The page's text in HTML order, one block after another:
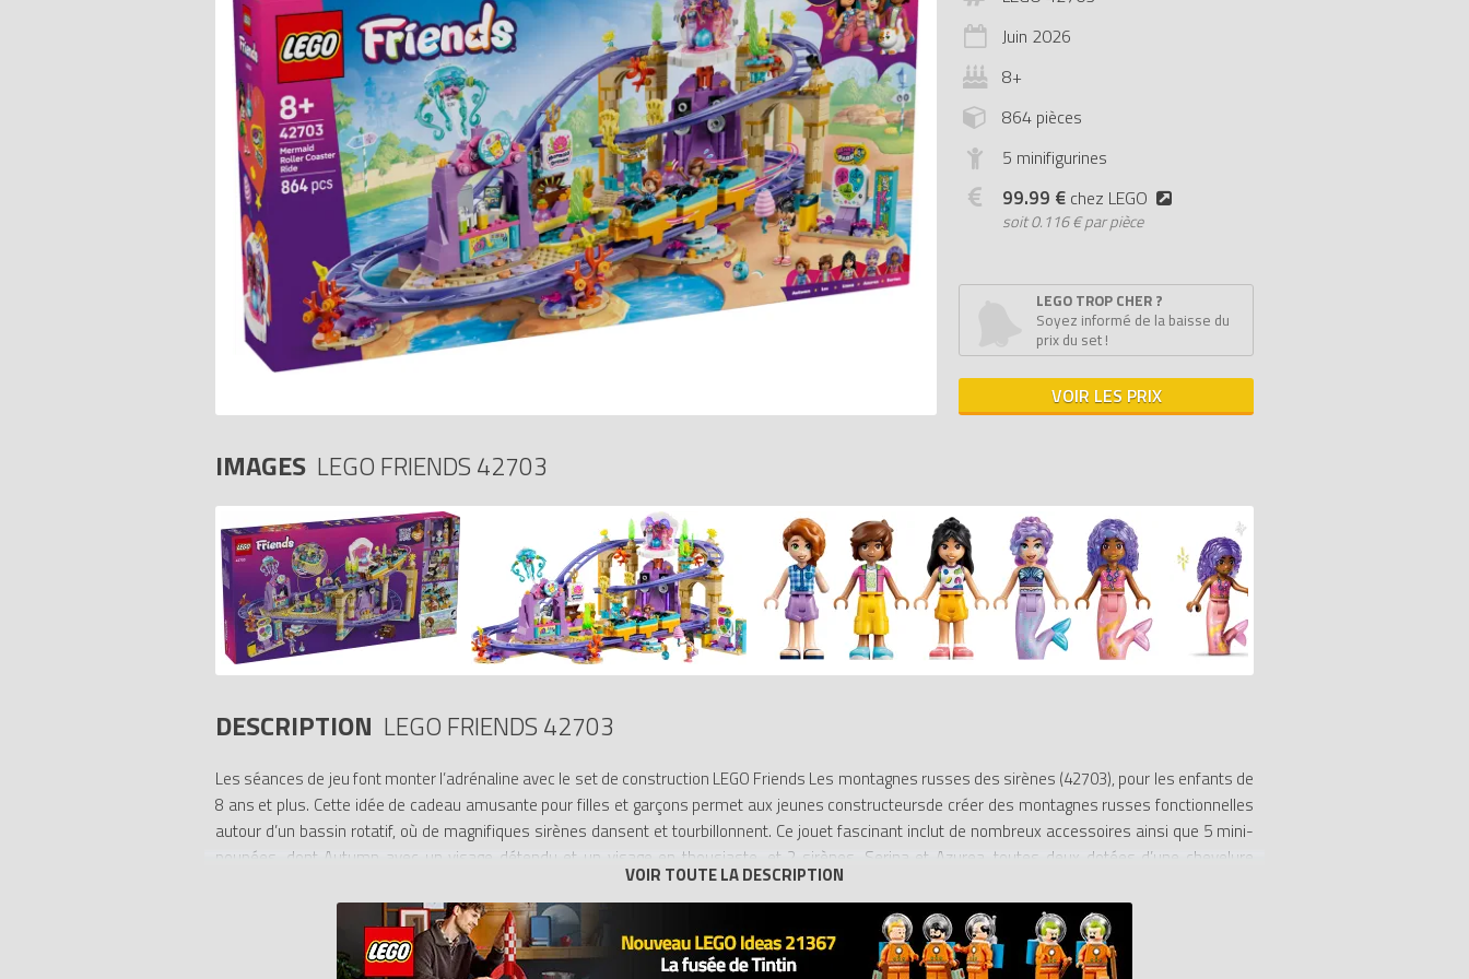
Juin 2026
8+
864 pièces
5 minifigurines
99.99 € chez LEGO
soit0.116 € par pièce
LEGO TROP CHER ?
Soyez informé de la baisse du
prix du set !
VOIR LES PRIX
IMAGES LEGO FRIENDS 42703
DESCRIPTION LEGO FRIENDS 42703
Les séances de jeu font monter l’adrénaline avec le set de construction LEGO Friends Les montagnes russes des sirènes (42703), pour les enfants de
8 ans et plus. Cette idée de cadeau amusante pour filles et garçons permet aux jeunes constructeursde créer des montagnes russes fonctionnelles
autour d’un bassin rotatif, où de magnifiques sirènes dansent et tourbillonnent. Ce jouet fascinant inclut de nombreux accessoires ainsi que 5 mini-
poupées, dont Autumn avec un visage détendu et un visage en thousiaste, et 2 sirènes, Serina et Azurea, toutes deux dotées d’une chevelure
opalescente. Les amateurs de parcs d’attractions vont adorer ce set de construction de montagnes russes, qui regorge de détails tels qu’une
billetterie, une carte du parc, des photos et bien plus encore. L’appli LEGO Builder propose aux enfants une expérience de construction intuitive, avec
zoom, rotation du modèle en 3D, sauvegarde et suivi de la progression. Contient 864 pièces.
- SET DE CONSTRUCTION DE MONTAGNES RUSSES – Vivez des sensations fortes avec le set LEGO Friends Les montagnes russes des sirènes